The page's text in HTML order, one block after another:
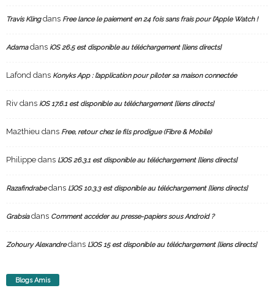
Travis Klingdans Free lance le paiement en 24 fois sans frais pour l’Apple Watch !
Adamadans iOS 26.5 est disponible au téléchargement [liens directs]
Lafond dans Konyks App : l’application pour piloter sa maison connectée
Riv dans iOS 17.6.1 est disponible au téléchargement [liens directs]
Ma2thieu dans Free, retour chez le fils prodigue (Fibre & Mobile)
Philippe dans L’iOS 26.3.1 est disponible au téléchargement [liens directs]
Razafindrabedans L’iOS 10.3.3 est disponible au téléchargement [liens directs]
Grabsiadans Comment accéder au presse-papiers sous Android ?
Zohoury Alexandredans L’iOS 15 est disponible au téléchargement [liens directs]
Blogs Amis